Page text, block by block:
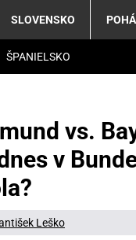
SLOVENSKO
ŠPANIELSKO
vs.
v
Leško